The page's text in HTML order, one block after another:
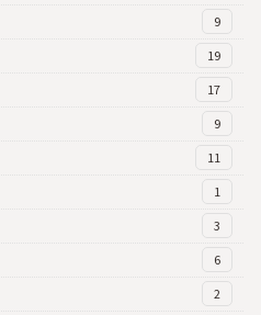
9
19
17
9
11
1
3
6
2